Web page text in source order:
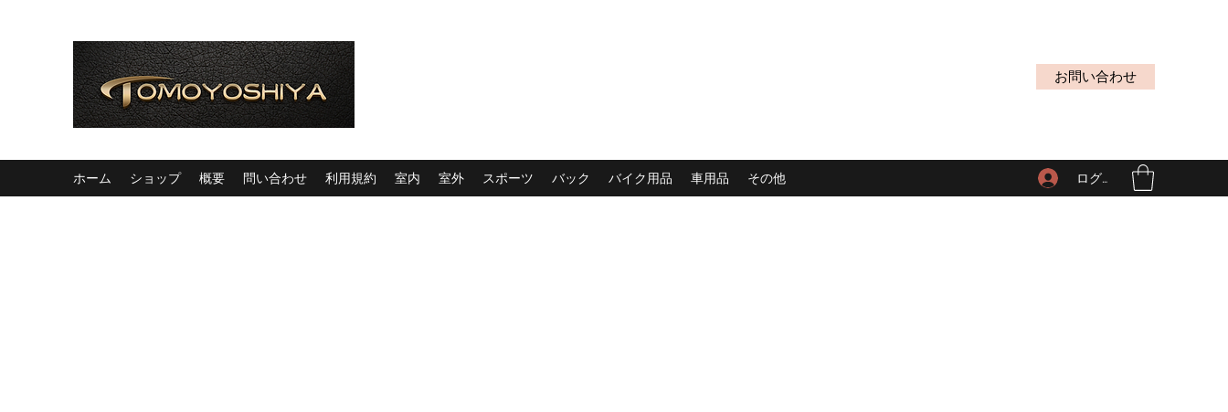
お問い合わせ
ホーム ショップ 概要 問い合わせ 利用規約 室内 室外 スポーツ バック バイク用品 車用品 その他 ログイン